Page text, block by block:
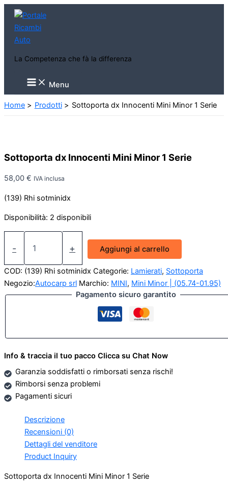
contenuto
La Competenza che fà la differenza
Main
Menu Menu
Home Prodotti Sottoporta dx Innocenti Mini Minor 1 Serie
Sottoporta dx Innocenti Mini Minor 1 Serie
58,00 € IVA inclusa
(139) Rhi sotminidx
Disponibilità: 2 disponibili
-
Sottoporta
Mini
Minor
1
Serie
+ Aggiungi al carrello
COD: (139) Rhi sotminidx Categorie: Lamierati, Sottoporta
Negozio:Autocarp srl Marchio: MINI, Mini Minor | (05.74-01.95)
Pagamento sicuro garantito
Info & traccia il tuo pacco Clicca su Chat Now
Garanzia soddisfatti o rimborsati senza rischi!
Rimborsi senza problemi
Pagamenti sicuri
Descrizione
Recensioni (0)
Dettagli del venditore
Product Inquiry
Sottoporta dx Innocenti Mini Minor 1 Serie